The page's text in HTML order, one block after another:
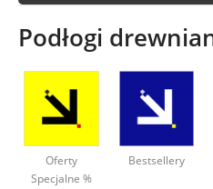
Strefa
Podłogi
Oferty
Specjalne %
Bestsellery